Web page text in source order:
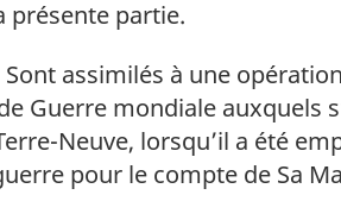
présente partie.
Sont assimilés à une
Guerre mondiale auxquels
Neuve, lorsqu’il a été
pour le compte de Sa